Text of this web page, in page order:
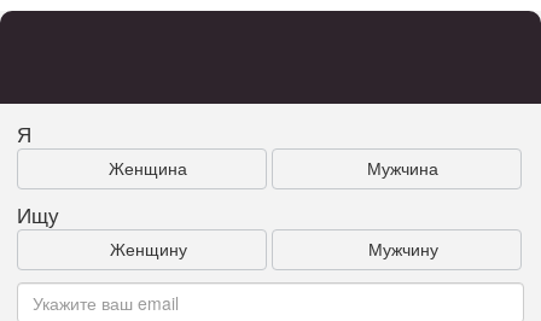
Я
Женщина Мужчина
Ищу
Женщину Мужчину